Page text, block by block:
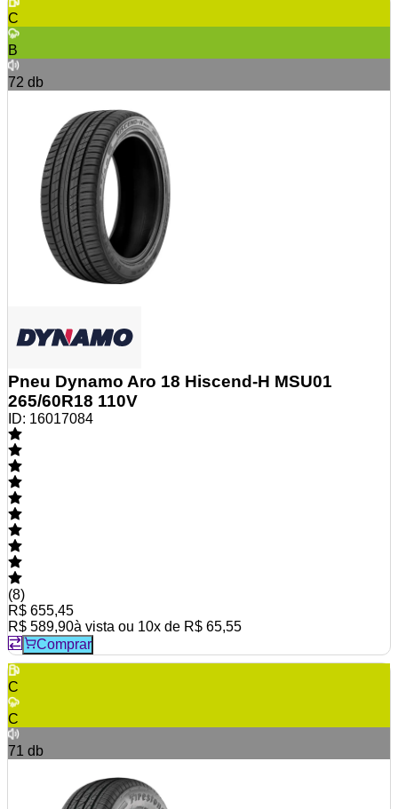
C
B
72 db
Pneu Dynamo Aro 18 Hiscend-H MSU01
265/60R18 110V
ID: 16017084
(8)
R$ 655,45
R$ 589,90à vista ou 10x de R$ 65,55
Comprar
C
C
71 db